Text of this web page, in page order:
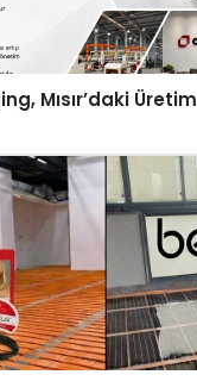
Mısır’daki